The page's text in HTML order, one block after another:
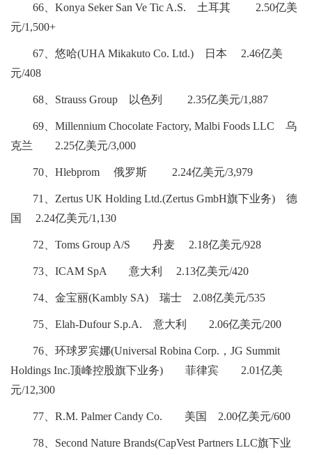
66、Konya Seker San Ve Tic A.S. 土耳其 2.50亿美
元/1,500+
67、悠哈(UHA Mikakuto Co. Ltd.) 日本 2.46亿美
元/408
68、Strauss Group 以色列 2.35亿美元/1,887
69、Millennium Chocolate Factory, Malbi Foods LLC 乌
克兰 2.25亿美元/3,000
70、Hlebprom 俄罗斯 2.24亿美元/3,979
71、Zertus UK Holding Ltd.(Zertus GmbH旗下业务) 德
国 2.24亿美元/1,130
72、Toms Group A/S 丹麦 2.18亿美元/928
73、ICAM SpA 意大利 2.13亿美元/420
74、金宝丽(Kambly SA) 瑞士 2.08亿美元/535
75、Elah-Dufour S.p.A. 意大利 2.06亿美元/200
76、环球罗宾娜(Universal Robina Corp.，JG Summit
Holdings Inc.顶峰控股旗下业务) 菲律宾 2.01亿美
元/12,300
77、R.M. Palmer Candy Co. 美国 2.00亿美元/600
78、Second Nature Brands(CapVest Partners LLC旗下业